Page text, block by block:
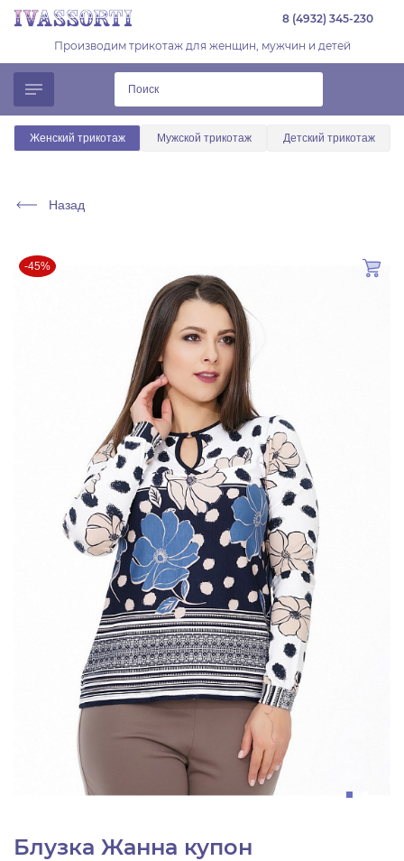
8 (4932) 345-230
Производим трикотаж для женщин, мужчин и детей
Женский трикотаж Мужской трикотаж Детский трикотаж
Назад
-45%
Блузка Жанна купон